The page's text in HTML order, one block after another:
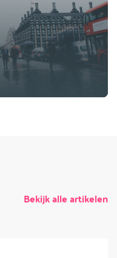
Bekijk alle artikelen